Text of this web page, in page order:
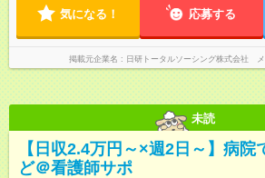
気になる！ 応募する
掲載元企業名 日研トータルソーシング株式会社
未読
【日収2.4万円～×週2日～】病院
ど＠看護師サポ